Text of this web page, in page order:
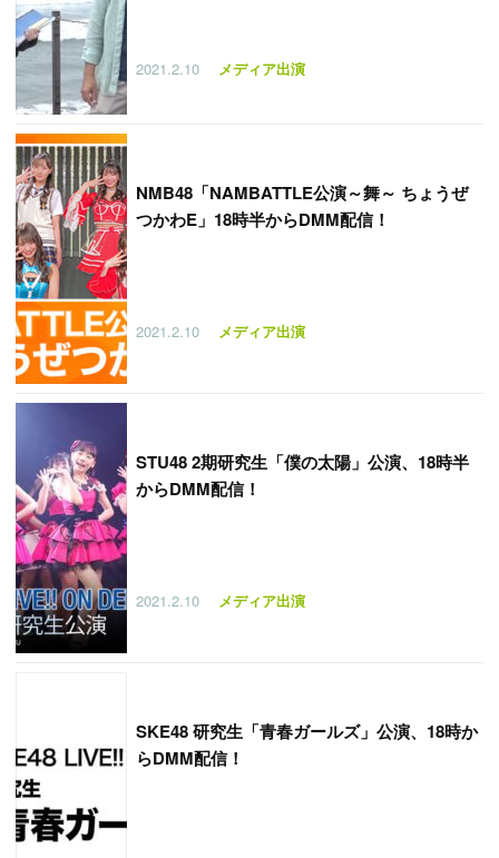
2021.2.10 メディア出演
NMB48「NAMBATTLE公演～舞～ ちょうぜ
つかわE」18時半からDMM配信！
2021.2.10 メディア出演
STU48 2期研究生「僕の太陽」公演、18時半
からDMM配信！
2021.2.10 メディア出演
SKE48 研究生「青春ガールズ」公演、18時か
らDMM配信！